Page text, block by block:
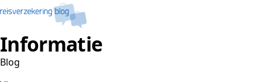
Informatie
Blog